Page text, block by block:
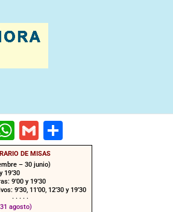
W
h
at
s
G
m
ai
l
o
p
DE MISAS
– 30 junio)
19’30
9’00 y 19’30
9’30, 11’00, 12’30 y 19’30
· · · · ·
agosto)